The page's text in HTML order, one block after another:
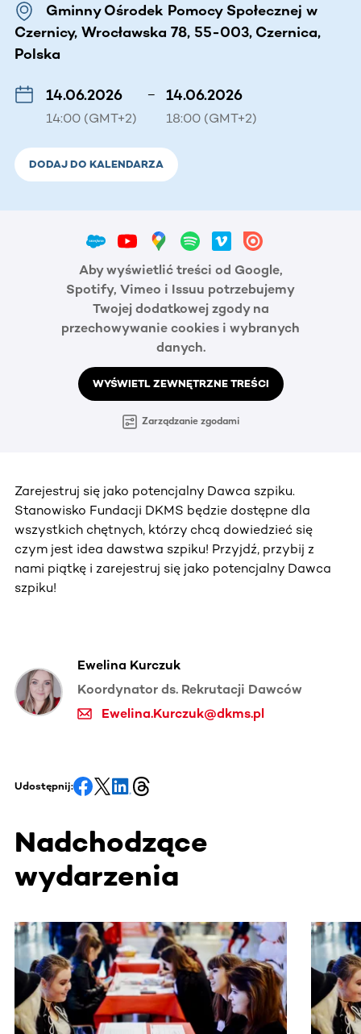
Gminny Ośrodek Pomocy Społecznej w
Czernicy, Wrocławska 78, 55-003, Czernica,
Polska
14.06.2026
14:00 (GMT+2)
– 14.06.2026
18:00 (GMT+2)
DODAJ DO KALENDARZA
Aby wyświetlić treści od Google,
Spotify, Vimeo i Issuu potrzebujemy
Twojej dodatkowej zgody na
przechowywanie cookies i wybranych
danych.
WYŚWIETL ZEWNĘTRZNE TREŚCI
Zarządzanie zgodami
Zarejestruj się jako potencjalny Dawca szpiku.
Stanowisko Fundacji DKMS będzie dostępne dla
wszystkich chętnych, którzy chcą dowiedzieć się
czym jest idea dawstwa szpiku! Przyjdź, przybij z
nami piątkę i zarejestruj się jako potencjalny Dawca
szpiku!
Ewelina Kurczuk
Koordynator ds. Rekrutacji Dawców
Ewelina.Kurczuk@dkms.pl
Udostępnij:
Nadchodzące
wydarzenia
Ta sekcja zawiera treści przewijane w poziomie. Użyj